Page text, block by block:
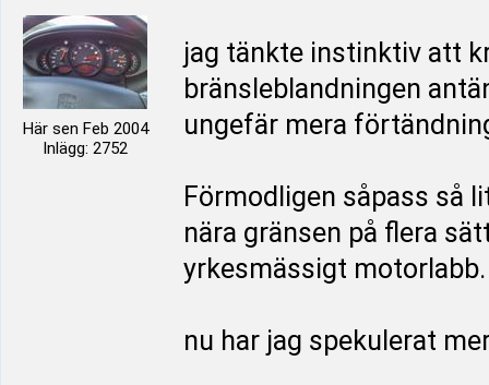
Här sen Feb 2004
Inlägg: 2752
jag tänkte instinktiv att
bränsleblandningen
ungefär mera
Förmodligen såpass så
nära gränsen på flera
yrkesmässigt motorlabb.
nu har jag spekulerat